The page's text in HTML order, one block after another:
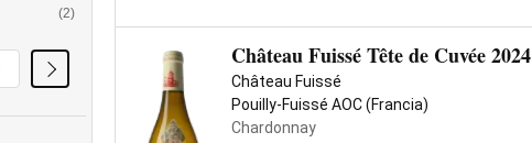
(2)
Château Fuissé Tête de Cuvée 2024
Château Fuissé
Pouilly-Fuissé AOC (Francia)
Chardonnay